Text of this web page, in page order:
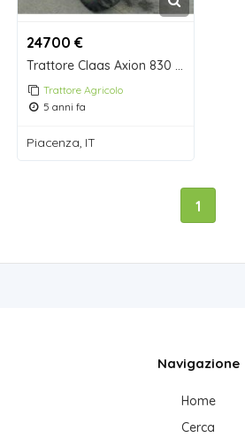
24700 €
Trattore Claas Axion 830 Cmatic
Trattore Agricolo
5 anni fa
Piacenza, IT
1
Navigazione
Home
Cerca